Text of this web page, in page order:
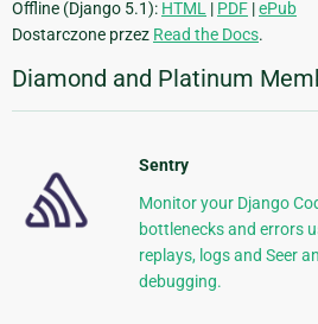
Offline (Django 5.1): HTML | PDF |ePub
Dostarczone przez Read the Docs.
Diamond and Platinum
Sentry
Monitor your Django
bottlenecks and errors
replays, logs and Seer
debugging.